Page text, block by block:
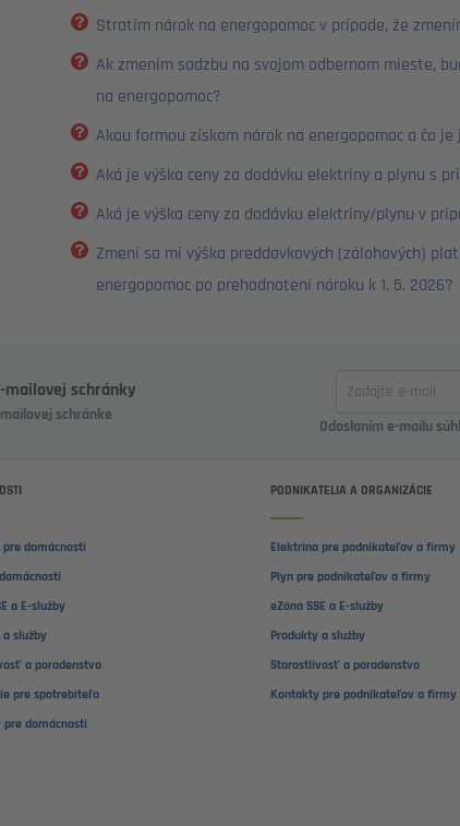
Stratím nárok na energopomoc v prípade, že
Ak zmením sadzbu na svojom odbernom mieste,
na energopomoc?
Akou formou získam nárok na energopomoc a čo je
Aká je výška ceny za dodávku elektriny a plynu s
Aká je výška ceny za dodávku elektriny/plynu v
Zmení sa mi výška preddavkových (zálohových)
energopomoc po prehodnotení nároku k 1. 5. 2026?
mailovej schránky
schránke
Zadajte
Odoslaním e-mailu
domácnosti
a E-služby
služby
a poradenstvo
pre spotrebiteľa
pre domácnosti
PODNIKATELIA A ORGANIZÁCIE
Elektrina pre podnikateľov a firmy
Plyn pre podnikateľov a firmy
eZóna SSE a E-služby
Produkty a služby
Starostlivosť a poradenstvo
Kontakty pre podnikateľov a firmy